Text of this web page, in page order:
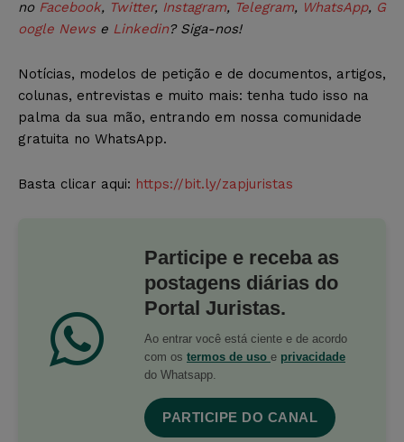
no Facebook, Twitter, Instagram, Telegram, WhatsApp, G
oogle Newse Linkedin? Siga-nos!
Notícias, modelos de petição e de documentos, artigos,
colunas, entrevistas e muito mais: tenha tudo isso na
palma da sua mão, entrando em nossa comunidade
gratuita no WhatsApp.
Basta clicar aqui: https://bit.ly/zapjuristas
Participe e receba as
postagens diárias do
Portal Juristas.
Ao entrar você está ciente e de acordo
com os termos de uso e privacidade
do Whatsapp.
PARTICIPE DO CANAL